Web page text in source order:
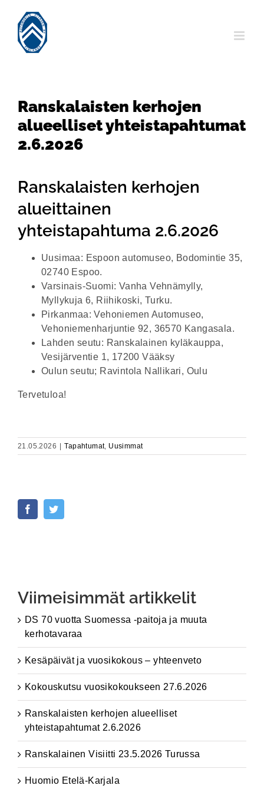
content
Ranskalaisten kerhojen
alueelliset yhteistapahtumat
2.6.2026
Ranskalaisten kerhojen
alueittainen
yhteistapahtuma 2.6.2026
Uusimaa: Espoon automuseo, Bodomintie 35,
02740 Espoo.
Varsinais-Suomi: Vanha Vehnämylly,
Myllykuja 6, Riihikoski, Turku.
Pirkanmaa: Vehoniemen Automuseo,
Vehoniemenharjuntie 92, 36570 Kangasala.
Lahden seutu: Ranskalainen kyläkauppa,
Vesijärventie 1, 17200 Vääksy
Oulun seutu; Ravintola Nallikari, Oulu
Tervetuloa!
21.05.2026 Tapahtumat, Uusimmat
FacebookTwitter
Viimeisimmät artikkelit
DS 70 vuotta Suomessa -paitoja ja muuta
kerhotavaraa
Kesäpäivät ja vuosikokous – yhteenveto
Kokouskutsu vuosikokoukseen 27.6.2026
Ranskalaisten kerhojen alueelliset
yhteistapahtumat 2.6.2026
Ranskalainen Visiitti 23.5.2026 Turussa
Huomio Etelä-Karjala